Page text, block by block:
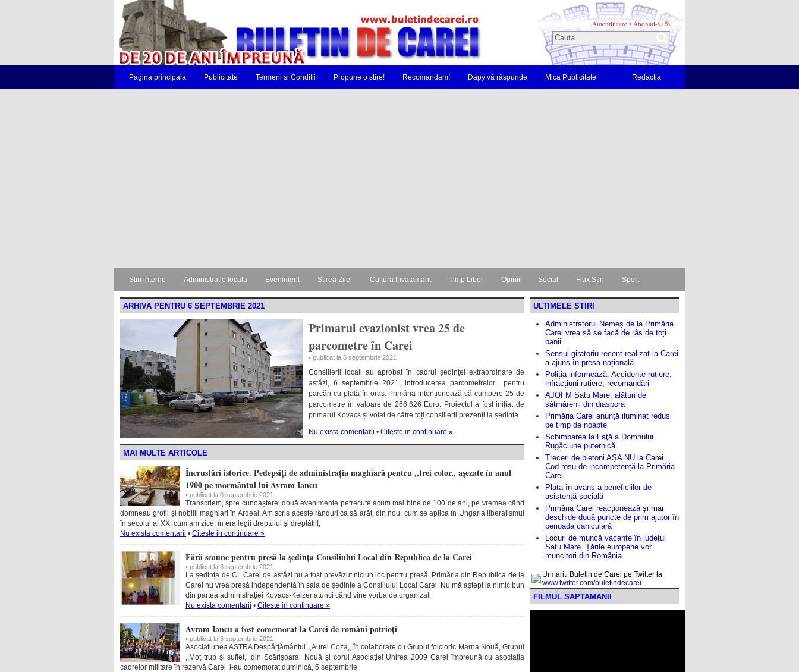
Autentificare • Abonati-va
Pagina principala Publicitate Termeni si Conditii Propune o stire! Recomandam! Dapy vă răspunde Mica Publicitate Redactia
Stiri interne Administratie locala Eveniment Stirea Zilei Cultura Invatamant Timp Liber Opinii Social Flux Stiri Sport
ARHIVA PENTRU 6 SEPTEMBRIE 2021
Primarul evazionist vrea 25 de
parcometre în Carei
• publicat la 6 septembrie 2021
Consilierii locali au aprobat în cadrul ședinței extraordinare de
astăzi, 6 septembrie 2021, introducerea parcometrelor pentru
parcări cu plată în oraș. Primăria intenționează să cumpere 25 de
parcometre în valoare de 266.626 Euro. Proiectul a fost inițiat de
primarul Kovacs și votat de către toți consilierii prezenți la ședința
Nu exista comentarii • Citeste in continuare »
MAI MULTE ARTICOLE
Încrustări istorice. Pedepsiți de administrația maghiară pentru ,,trei color,, așezate în anul
1900 pe mormântul lui Avram Iancu
• publicat la 6 septembrie 2021
Transcriem, spre cunoaștere, două evenimente petrecute acum mai bine de 100 de ani, pe vremea când
domneau grofii și nobilii maghiari în Ardeal. Am scris aceste rânduri ca să arăt, din nou, cum se aplica în Ungaria liberalismul
în secolul al XX, cum am zice, în era legii dreptului şi dreptăţii!,
Nu exista comentarii • Citeste in continuare »
Fără scaune pentru presă la ședința Consiliului Local din Republica de la Carei
• publicat la 6 septembrie 2021
La ședința de CL Carei de astăzi nu a fost prevăzut niciun loc pentru presă. Primăria din Republica de la
Carei nu vrea presă independentă în sala de ședințe a Consiliului Local Carei. Nu mă aștept la nimic bun
din partea administrației Kovacs-Keizer atunci când vine vorba de organizat
Nu exista comentarii • Citeste in continuare »
Avram Iancu a fost comemorat la Carei de români patrioți
• publicat la 6 septembrie 2021
Asociațiunea ASTRA Despărțământul ,,Aurel Coza,, în colaborare cu Grupul folcloric Marna Nouă, Grupul
,,Moț trup și suflet,, din Scărișoara Nouă și corul Asociației Unirea 2009 Carei împreună cu asociația
cadrelor militare în rezervă Carei l-au comemorat duminică, 5 septembrie
ULTIMELE STIRI
Administratorul Nemeș de la Primăria
Carei vrea să se facă de râs de toți
banii
Sensul giratoriu recent realizat la Carei
a ajuns în presa națională
Poliția informează. Accidente rutiere,
infracțiuni rutiere, recomandări
AJOFM Satu Mare, alături de
sătmărenii din diaspora
Primăria Carei anunță iluminat redus
pe timp de noapte
Schimbarea la Faţă a Domnului.
Rugăciune puternică
Treceri de pietoni AȘA NU la Carei.
Cod roșu de incompetență la Primăria
Carei
Plata în avans a beneficiilor de
asistență socială
Primăria Carei reacționează și mai
deschide două puncte de prim ajutor în
perioada caniculară
Locuri de muncă vacante în județul
Satu Mare. Țările europene vor
muncitori din România
Urmariti Buletin de Carei pe Twitter la
www.twitter.com/buletindecarei
FILMUL SAPTAMANII